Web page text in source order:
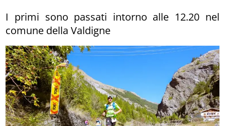
I primi sono passati intorno alle 12.20 nel
comune della Valdigne